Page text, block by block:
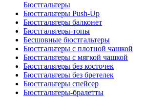
Бюстгальтеры
Бюстгальтеры Push-Up
Бюстгальтеры балконет
Бюстгальтеры-топы
Бесшовные бюстгальтеры
Бюстгальтеры с плотной чашкой
Бюстгальтеры с мягкой чашкой
Бюстгальтеры без косточек
Бюстгальтеры без бретелек
Бюстгальтеры спейсер
Бюстгальтеры-бралетты